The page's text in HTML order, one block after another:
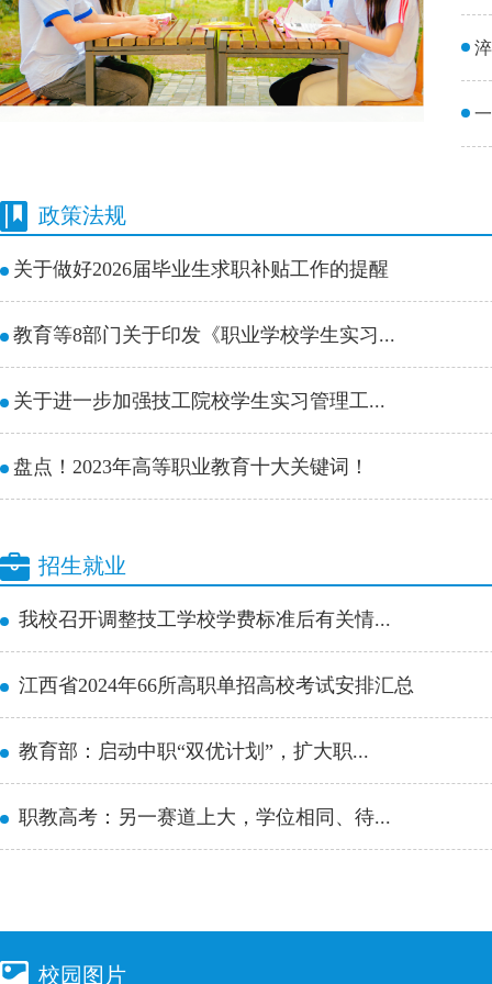
政策法规
关于做好2026届毕业生求职补贴工作的提醒
教育等8部门关于印发《职业学校学生实习...
关于进一步加强技工院校学生实习管理工...
盘点！2023年高等职业教育十大关键词！
招生就业
我校召开调整技工学校学费标准后有关情...
江西省2024年66所高职单招高校考试安排汇总
教育部：启动中职“双优计划”，扩大职...
职教高考：另一赛道上大，学位相同、待...
校园图片